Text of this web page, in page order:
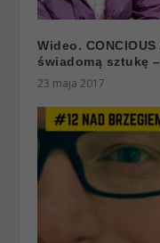
Wideo.
świadomą sztukę
23 maja 2017